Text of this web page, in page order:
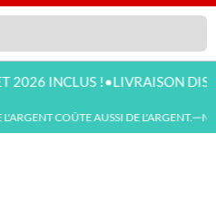
!•LIVRAISON DISPONIBLE DÈS
COÛTE AUSSI DE L'ARGENT.—